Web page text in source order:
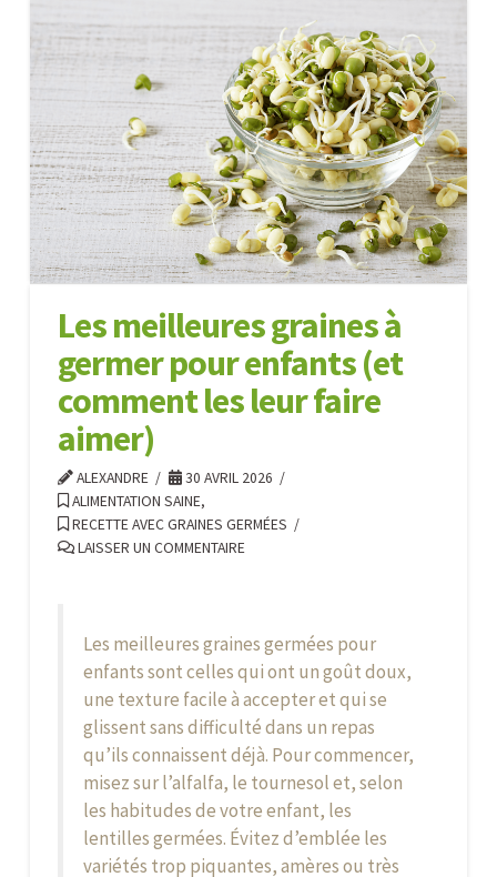
qu’un
blender
haut
de
gamme
peut
réellement
reproduire05.15.2026
Les meilleures graines à
germer pour enfants (et
comment les leur faire
aimer)
ALEXANDRE
30 AVRIL 2026
ALIMENTATION SAINE,
RECETTE AVEC GRAINES GERMÉES
LAISSER UN COMMENTAIRE
Les meilleures graines germées pour
enfants sont celles qui ont un goût doux,
une texture facile à accepter et qui se
glissent sans difficulté dans un repas
qu’ils connaissent déjà. Pour commencer,
misez sur l’alfalfa, le tournesol et, selon
les habitudes de votre enfant, les
lentilles germées. Évitez d’emblée les
variétés trop piquantes, amères ou très